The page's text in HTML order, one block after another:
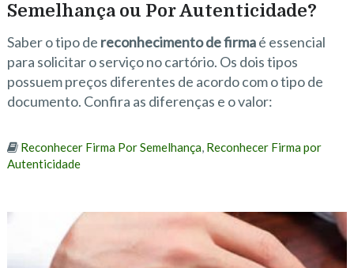
Semelhança ou Por Autenticidade?
Saber o tipo de reconhecimento de firmaé essencial
para solicitar o serviço no cartório. Os dois tipos
possuem preços diferentes de acordo com o tipo de
documento. Confira as diferenças e o valor:
Reconhecer Firma Por Semelhança, Reconhecer Firma por
Autenticidade